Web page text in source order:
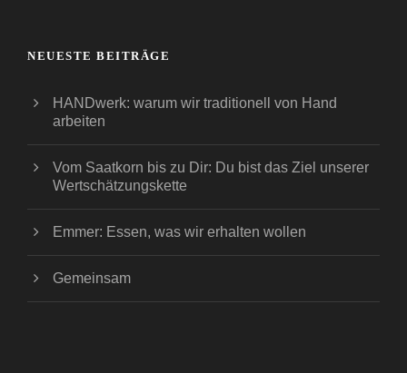
NEUESTE BEITRÄGE
HANDwerk: warum wir traditionell von Hand
arbeiten
Vom Saatkorn bis zu Dir: Du bist das Ziel unserer
Wertschätzungskette
Emmer: Essen, was wir erhalten wollen
Gemeinsam